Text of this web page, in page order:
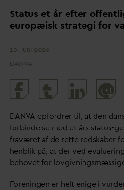
Status et år efter
europæisk strategi for v
10. juni 2026
DANVA
@
DANVA opfordrer til, at den d
forbindelse med et års status-
fraværet af de rette redskaber
henblik på, at der ved ev
behovet for
Foreningen er helt enige i